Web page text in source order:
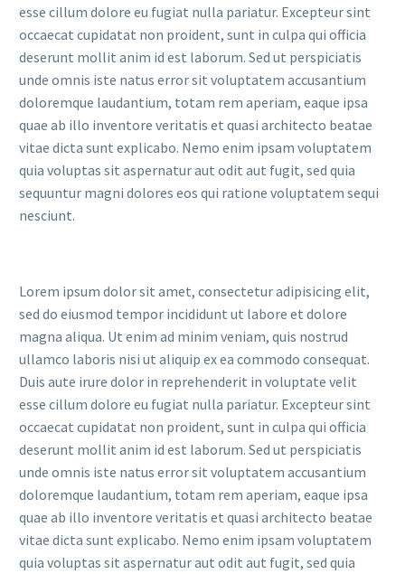
esse cillum dolore eu fugiat nulla pariatur. Excepteur sint
occaecat cupidatat non proident, sunt in culpa qui officia
deserunt mollit anim id est laborum. Sed ut perspiciatis
unde omnis iste natus error sit voluptatem accusantium
doloremque laudantium, totam rem aperiam, eaque ipsa
quae ab illo inventore veritatis et quasi architecto beatae
vitae dicta sunt explicabo. Nemo enim ipsam voluptatem
quia voluptas sit aspernatur aut odit aut fugit, sed quia
sequuntur magni dolores eos qui ratione voluptatem sequi
nesciunt.
Lorem ipsum dolor sit amet, consectetur adipisicing elit,
sed do eiusmod tempor incididunt ut labore et dolore
magna aliqua. Ut enim ad minim veniam, quis nostrud
ullamco laboris nisi ut aliquip ex ea commodo consequat.
Duis aute irure dolor in reprehenderit in voluptate velit
esse cillum dolore eu fugiat nulla pariatur. Excepteur sint
occaecat cupidatat non proident, sunt in culpa qui officia
deserunt mollit anim id est laborum. Sed ut perspiciatis
unde omnis iste natus error sit voluptatem accusantium
doloremque laudantium, totam rem aperiam, eaque ipsa
quae ab illo inventore veritatis et quasi architecto beatae
vitae dicta sunt explicabo. Nemo enim ipsam voluptatem
quia voluptas sit aspernatur aut odit aut fugit, sed quia